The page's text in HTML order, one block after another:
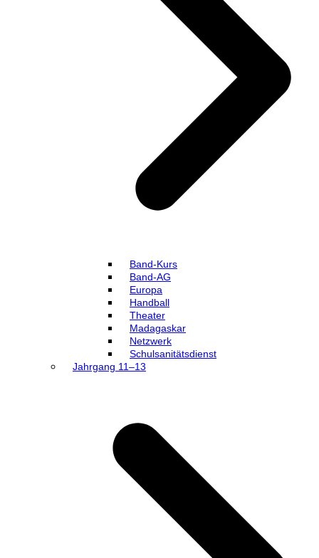
Band-Kurs
Band-AG
Europa
Handball
Theater
Madagaskar
Netzwerk
Schulsanitätsdienst
Jahrgang 11–13